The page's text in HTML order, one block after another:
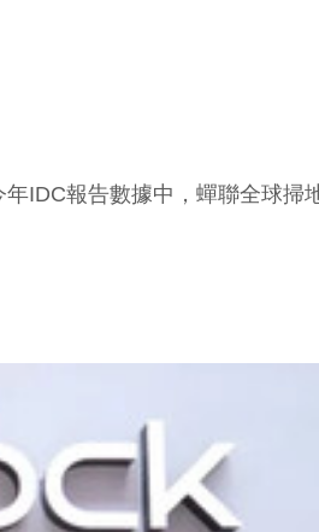
IDC報告數據中，蟬聯全球掃